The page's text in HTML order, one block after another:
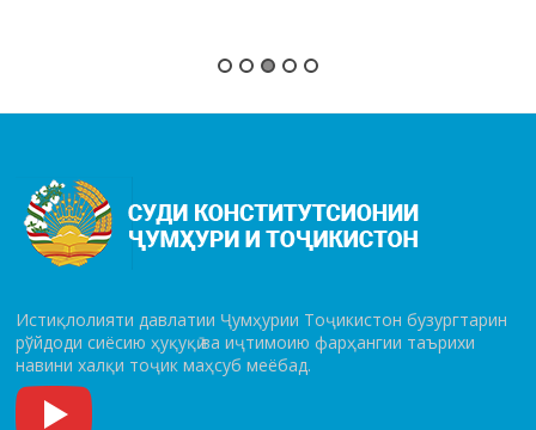
Истиқлолияти давлатии Ҷумҳурии Тоҷикистон бузургтарин
рўй­до­ди сиёсию ҳуқуқӣ ва иҷтимоию фарҳангии таърихи
навини халқи тоҷик маҳсуб меёбад.